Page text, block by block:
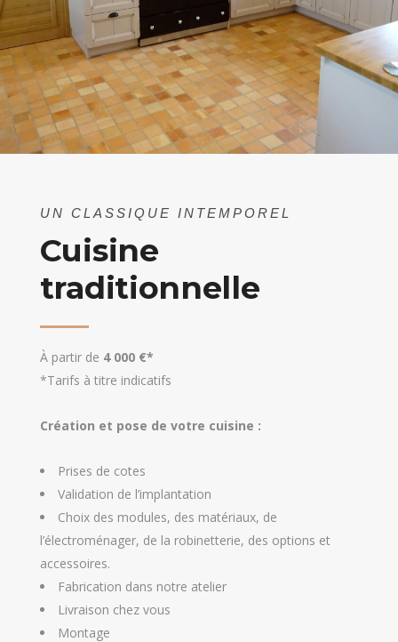
UN CLASSIQUE INTEMPOREL
Cuisine
traditionnelle
À partir de 4 000 €*
*Tarifs à titre indicatifs
Création et pose de votre cuisine :
Prises de cotes
Validation de l’implantation
Choix des modules, des matériaux, de
l’électroménager, de la robinetterie, des options et
accessoires.
Fabrication dans notre atelier
Livraison chez vous
Montage